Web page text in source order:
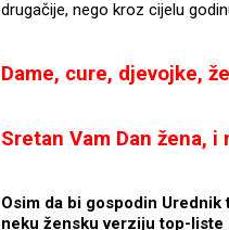
drugačije, nego kroz cijelu
Dame, cure, djevojke,
Sretan Vam Dan žena, i
Osim da bi gospodin
neku žensku verziju top-liste